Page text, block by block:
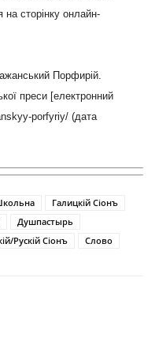
на сторінку онлайн-
Порфирій.
преси [електронний
porfyriy/ (дата
Галицкій Сіонъ
Душпастырь
Рускій Сіонъ Слово